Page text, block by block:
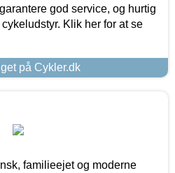
god service, og hurtig
Klik her for at se
på Cykler.dk
familieejet og moderne